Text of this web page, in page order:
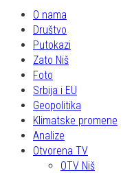
O nama
Društvo
Putokazi
Zato Niš
Foto
Srbija i EU
Geopolitika
Klimatske promene
Analize
Otvorena TV
OTV Niš